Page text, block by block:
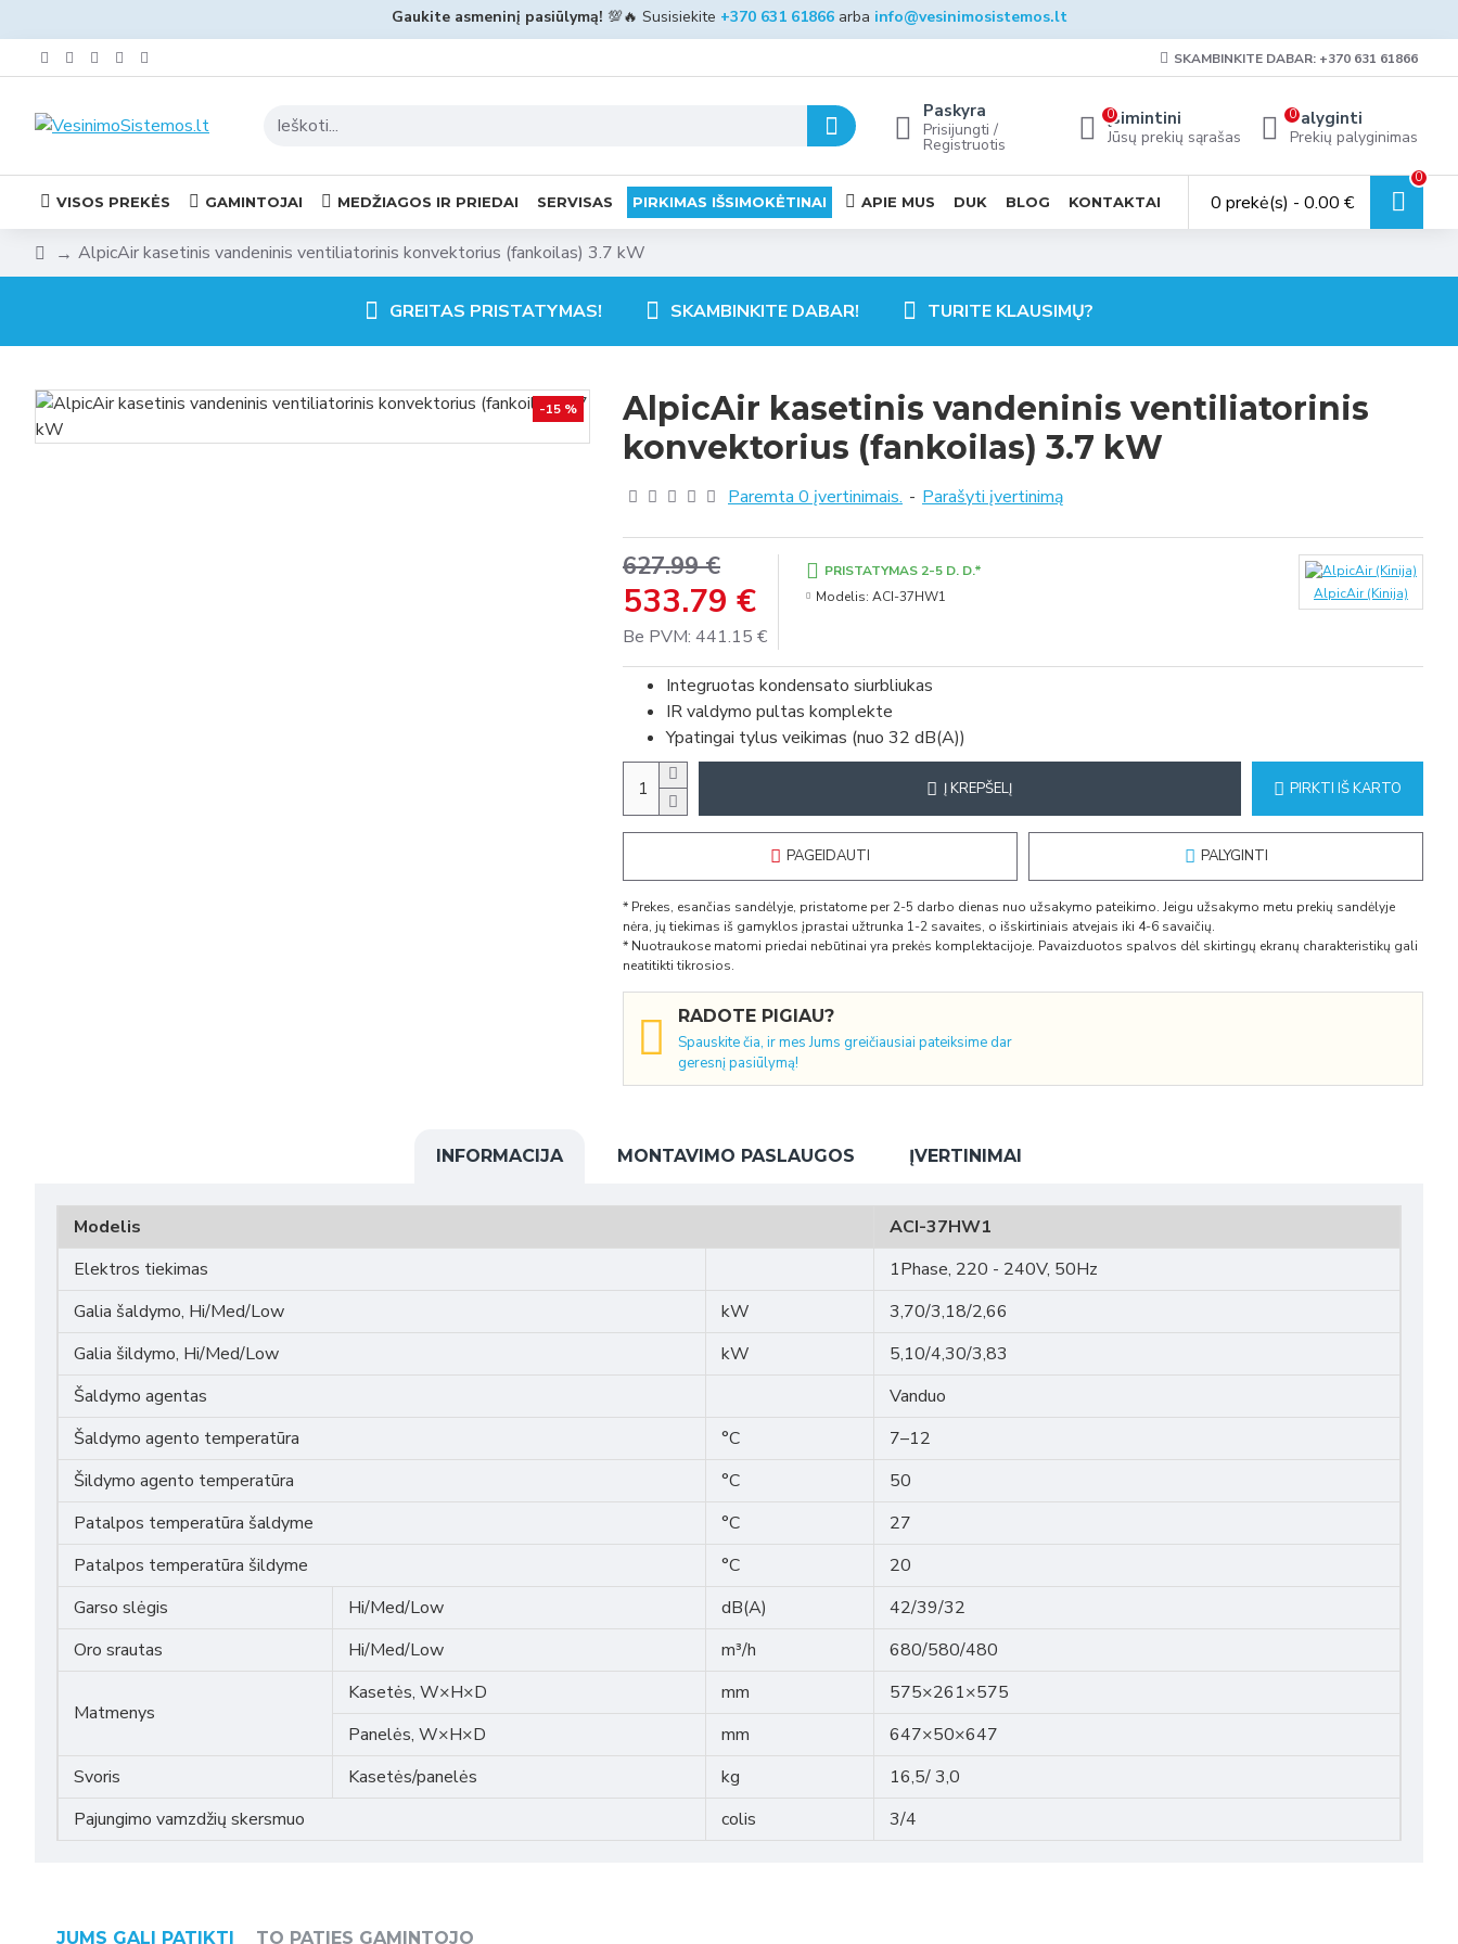
Gaukite asmeninį pasiūlymą! 💯🔥 Susisiekite +370 631 61866arba info@vesinimosistemos.lt
SKAMBINKITE DABAR: +370 631 61866
Paskyra
Prisijungti /
Registruotis
Įsimintini
Jūsų prekių sąrašas
0 Palyginti
Prekių palyginimas
0
VISOS PREKĖS GAMINTOJAI MEDŽIAGOS IR PRIEDAI SERVISAS PIRKIMAS IŠSIMOKĖTINAI APIE MUS DUK BLOG KONTAKTAI 0 prekė(s) - 0.00 €
0
AlpicAir kasetinis vandeninis ventiliatorinis konvektorius (fankoilas) 3.7 kW
GREITAS PRISTATYMAS! SKAMBINKITE DABAR! TURITE KLAUSIMŲ?
-15 %
AlpicAir kasetinis vandeninis ventiliatorinis
konvektorius (fankoilas) 3.7 kW
Paremta 0 įvertinimais. - Parašyti įvertinimą
533.79 €
627.99 €
Be PVM: 441.15 €
PRISTATYMAS 2-5 D. D.*
Modelis: ACI-37HW1 AlpicAir (Kinija)
Integruotas kondensato siurbliukas
IR valdymo pultas komplekte
Ypatingai tylus veikimas (nuo 32 dB(A))
Į KREPŠELĮ PIRKTI IŠ KARTO
PAGEIDAUTI PALYGINTI
RADOTE PIGIAU?
Spauskite čia, ir mes Jums greičiausiai pateiksime dar
geresnį pasiūlymą!
* Prekes, esančias sandėlyje, pristatome per 2-5 darbo dienas nuo užsakymo pateikimo. Jeigu užsakymo metu prekių sandėlyje
nėra, jų tiekimas iš gamyklos įprastai užtrunka 1-2 savaites, o išskirtiniais atvejais iki 4-6 savaičių.
* Nuotraukose matomi priedai nebūtinai yra prekės komplektacijoje. Pavaizduotos spalvos dėl skirtingų ekranų charakteristikų gali
neatitikti tikrosios.
INFORMACIJA MONTAVIMO PASLAUGOS ĮVERTINIMAI
Modelis
ACI-37HW1
Elektros tiekimas
1Phase, 220 - 240V, 50Hz
Galia šaldymo, Hi/Med/Low
kW
3,70/3,18/2,66
Galia šildymo, Hi/Med/Low
kW
5,10/4,30/3,83
Šaldymo agentas
Vanduo
Šaldymo agento temperatūra
°C
7–12
Šildymo agento temperatūra
°C
50
Patalpos temperatūra šaldyme
°C
27
Patalpos temperatūra šildyme
°C
20
Garso slėgis
Hi/Med/Low dB(A)
42/39/32
Oro srautas
Hi/Med/Low m³/h 680/580/480
Matmenys
Kasetės, W×H×D mm
575×261×575
Panelės, W×H×D
mm
647×50×647
Svoris
Kasetės/panelės kg
16,5/ 3,0
Pajungimo vamzdžių skersmuo
colis 3/4
JUMS GALI PATIKTI TO PATIES GAMINTOJO